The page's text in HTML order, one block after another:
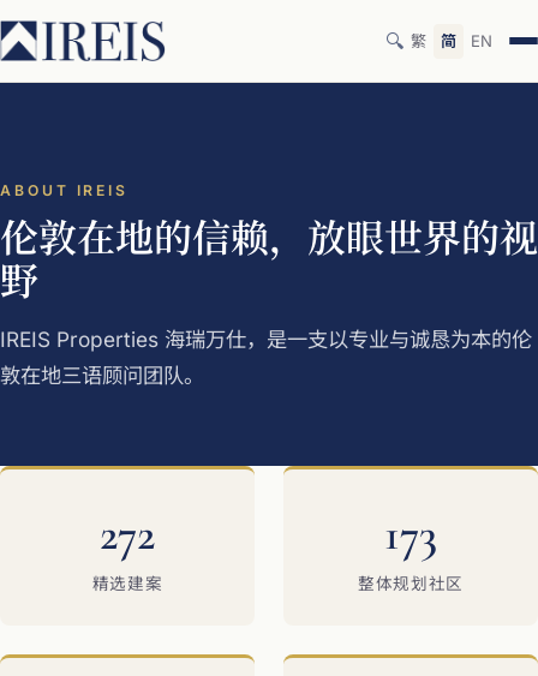
🔍 繁 简 EN
ABOUT IREIS
伦敦在地的信赖，放眼世界的视
野
IREIS Properties 海瑞万仕，是一支以专业与诚恳为本的伦
敦在地三语顾问团队。
272
精选建案
173
整体规划社区